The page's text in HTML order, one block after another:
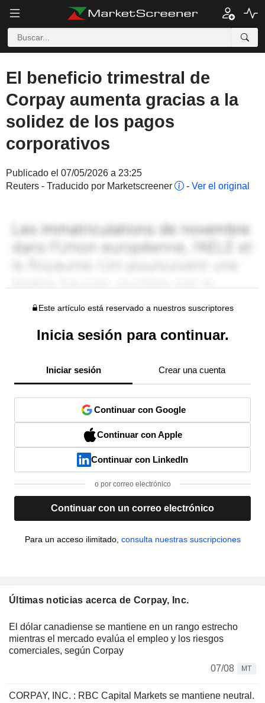
El beneficio trimestral de
Corpay aumenta gracias a la
solidez de los pagos
corporativos
Publicado el 07/05/2026 a 23:25
Reuters - Traducido por Marketscreener
- Ver el original
Este artículo está reservado a nuestros suscriptores
Inicia sesión para continuar.
Iniciar sesión Crear una cuenta
Continuar con Google
Continuar con Apple
Continuar con LinkedIn
o por correo electrónico
Continuar con un correo electrónico
Para un acceso ilimitado, consulta nuestras suscripciones
Últimas noticias acerca de Corpay, Inc.
El dólar canadiense se mantiene en un rango estrecho
mientras el mercado evalúa el empleo y los riesgos
comerciales, según Corpay
07/08
MT
CORPAY, INC. : RBC Capital Markets se mantiene neutral.